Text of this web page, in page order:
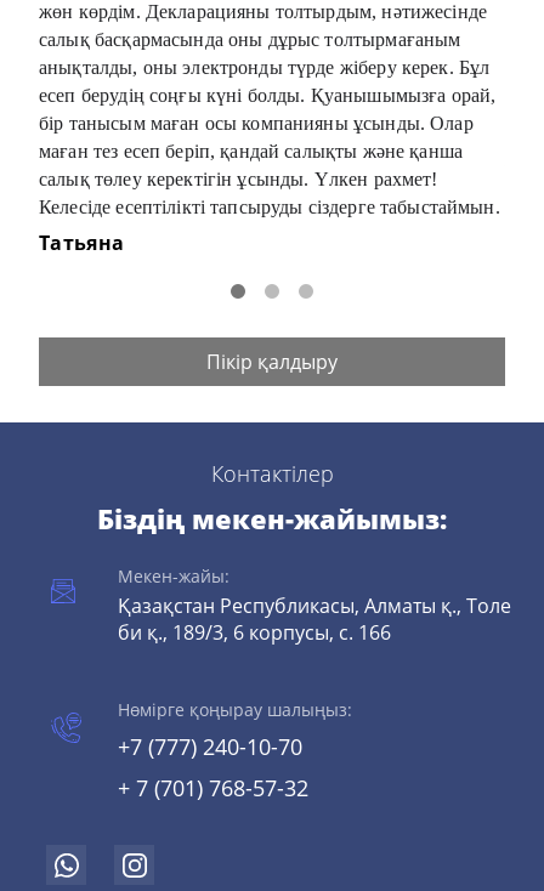
жөн көрдім. Декларацияны толтырдым, нәтижесінде
салық басқармасында оны дұрыс толтырмағаным
анықталды, оны электронды түрде жіберу керек. Бұл
есеп берудің соңғы күні болды. Қуанышымызға орай,
бір танысым маған осы компанияны ұсынды. Олар
маған тез есеп беріп, қандай салықты және қанша
салық төлеу керектігін ұсынды. Үлкен рахмет!
Келесіде есептілікті тапсыруды сіздерге табыстаймын.
Татьяна
Пікір қалдыру
Контактілер
Біздің мекен-жайымыз:
Мекен-жайы:
Қазақстан Республикасы, Алматы қ., Толе
би қ., 189/3, 6 корпусы, с. 166
Нөмірге қоңырау шалыңыз:
+7 (777) 240-10-70
+ 7 (701) 768-57-32